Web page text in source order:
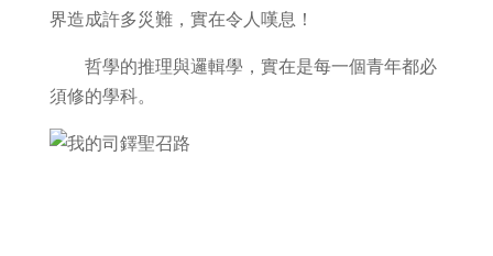
界造成許多災難，實在令人嘆息！
哲學的推理與邏輯學，實在是每一個青年都必
須修的學科。